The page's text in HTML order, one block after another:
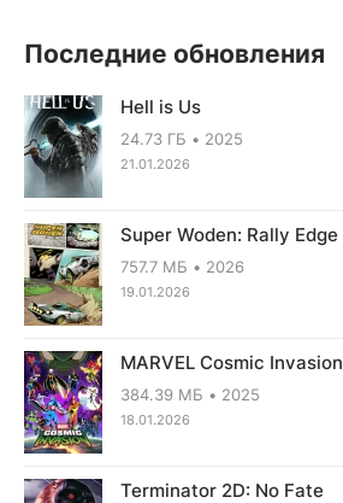
Последние обновления
Hell is Us
24.73 ГБ 2025
21.01.2026
Super Woden: Rally Edge
757.7 МБ 2026
19.01.2026
MARVEL Cosmic Invasion
384.39 МБ 2025
18.01.2026
Terminator 2D: No Fate